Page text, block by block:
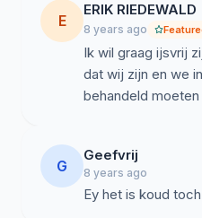
E
ERIK RIEDEWALD
8 years ago
Ik wil graag ijsvrij
dat wij zijn en we
behandeld
G
Geefvrij
8 years ago
Ey het is koud